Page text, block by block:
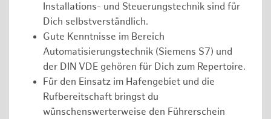
Installations- und Steuerungstechnik sind für
Dich selbstverständlich.
Gute Kenntnisse im Bereich
Automatisierungstechnik (Siemens S7) und
der DIN VDE gehören für Dich zum Repertoire.
Für den Einsatz im Hafengebiet und die
Rufbereitschaft bringst du
wünschenswerterweise den Führerschein